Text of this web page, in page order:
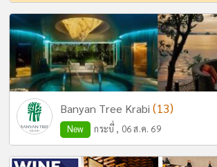
Banyan Tree Krabi(13)
New กระบี่ , 06 ส.ค. 69